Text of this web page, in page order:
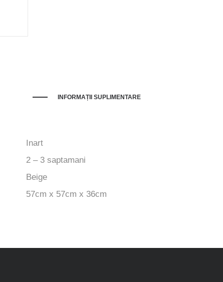
INFORMAȚII SUPLIMENTARE
Inart
2 – 3 saptamani
Beige
57cm x 57cm x 36cm